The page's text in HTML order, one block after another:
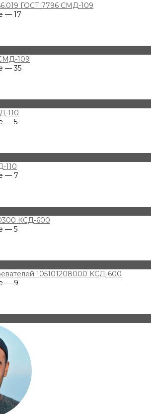
ГОСТ 7796 СМД-109
— 17
109
— 35
110
— 5
110
— 7
КСД-600
— 5
105101208000 КСД-600
— 9